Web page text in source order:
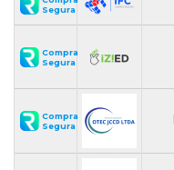
Segura
Compra
Segura
Compra
Segura